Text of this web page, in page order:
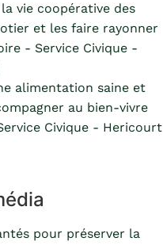
vie coopérative des
et les faire rayonner
- Service Civique -
alimentation saine et
au bien-vivre
Civique - Hericourt
pour préserver la